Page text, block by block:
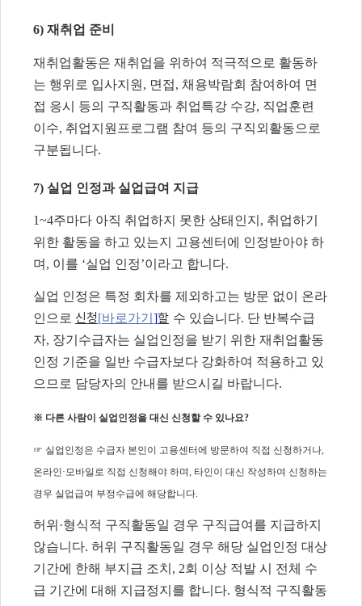
6) 재취업 준비
재취업활동은 재취업을 위하여 적극적으로 활동하
는 행위로 입사지원 , 면접, 채용박람회 참여하여 면
접 응시 등의 구직활동과 취업특강 수강, 직업훈련
이수, 취업지원프로그램 참여 등의 구직외활동으로
구분됩니다.
7) 실업 인정과 실업급여 지급
1~4주마다 아직 취업하지 못한 상태인지 , 취업하기
위한 활동을 하고 있는지 고용센터에 인정받아야 하
며 , 이를 ‘실업 인정’이라고 합니다.
실업 인정은 특정 회차를 제외하고는 방문 없이 온라
인으로 신청[바로가기 ]할 수 있습니다. 단 반복수급
자, 장기수급자는 실업인정을 받기 위한 재취업활동
인정 기준을 일반 수급자보다 강화하여 적용하고 있
으므로 담당자의 안내를 받으시길 바랍니다.
※ 다른 사람이 실업인정을 대신 신청할 수 있나요?
☞ 실업인정은 수급자 본인이 고용센터에 방문하여 직접 신청하거나,
온라인·모바일로 직접 신청해야 하며, 타인이 대신 작성하여 신청하는
경우 실업급여 부정수급에 해당합니다.
허위 ·형식적 구직활동일 경우 구직급여를 지급하지
않습니다. 허위 구직활동일 경우 해당 실업인정 대상
기간에 한해 부지급 조치 , 2회 이상 적발 시 전체 수
급 기간에 대해 지급정지를 합니다. 형식적 구직활동